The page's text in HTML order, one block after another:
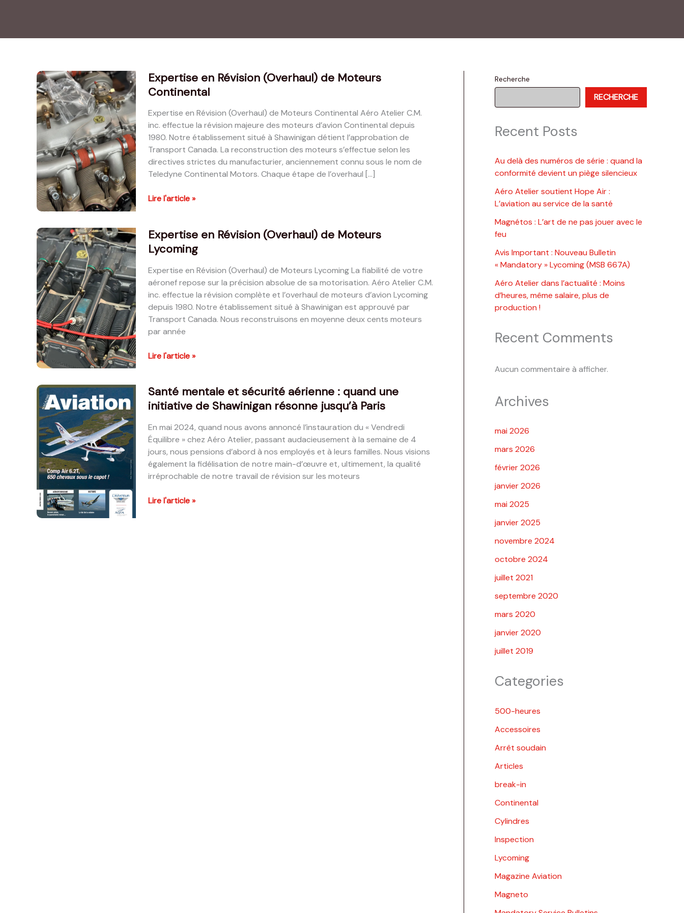
Expertise en Révision (Overhaul) de Moteurs
Continental
Expertise en Révision (Overhaul) de Moteurs Continental Aéro Atelier C.M.
inc. effectue la révision majeure des moteurs d’avion Continental depuis
1980. Notre établissement situé à Shawinigan détient l’approbation de
Transport Canada. La reconstruction des moteurs s’effectue selon les
directives strictes du manufacturier, anciennement connu sous le nom de
Teledyne Continental Motors. Chaque étape de l’overhaul […]
Expertise
(Overhaul)
de
Continental
Lire l'article »
Expertise en Révision (Overhaul) de Moteurs
Lycoming
Expertise en Révision (Overhaul) de Moteurs Lycoming La fiabilité de votre
aéronef repose sur la précision absolue de sa motorisation. Aéro Atelier C.M.
inc. effectue la révision complète et l’overhaul de moteurs d’avion Lycoming
depuis 1980. Notre établissement situé à Shawinigan est approuvé par
Transport Canada. Nous reconstruisons en moyenne deux cents moteurs
par année
Expertise
(Overhaul)
de
Lycoming
Lire l'article »
Santé mentale et sécurité aérienne : quand une
initiative de Shawinigan résonne jusqu’à Paris
En mai 2024, quand nous avons annoncé l’instauration du « Vendredi
Équilibre » chez Aéro Atelier, passant audacieusement à la semaine de 4
jours, nous pensions d’abord à nos employés et à leurs familles. Nous visions
également la fidélisation de notre main-d’œuvre et, ultimement, la qualité
irréprochable de notre travail de révision sur les moteurs
Santé
Lire l'article »
Recherche
RECHERCHE
Recent Posts
Au delà des numéros de série : quand la
conformité devient un piège silencieux
Aéro Atelier soutient Hope Air :
L’aviation au service de la santé
Magnétos : L’art de ne pas jouer avec le
feu
Avis Important : Nouveau Bulletin
« Mandatory » Lycoming (MSB 667A)
Aéro Atelier dans l’actualité : Moins
d’heures, même salaire, plus de
production !
Recent Comments
Aucun commentaire à afficher.
Archives
mai 2026
mars 2026
février 2026
janvier 2026
mai 2025
janvier 2025
novembre 2024
octobre 2024
juillet 2021
septembre 2020
mars 2020
janvier 2020
juillet 2019
Categories
500-heures
Accessoires
Arrêt soudain
Articles
break-in
Continental
Cylindres
Inspection
Lycoming
Magazine Aviation
Magneto